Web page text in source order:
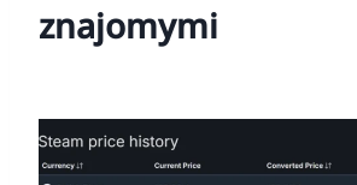
znajomymi